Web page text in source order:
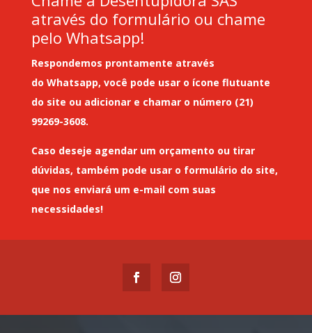
através do formulário ou chame
pelo Whatsapp!
Respondemos prontamente através
do Whatsapp, você pode usar o ícone flutuante
do site ou adicionar e chamar o número (21)
99269-3608.
Caso deseje agendar um orçamento ou tirar
dúvidas, também pode usar o formulário do site,
que nos enviará um e-mailcom suas
necessidades!